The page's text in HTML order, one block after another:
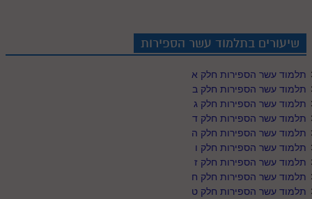
שיעורים בתלמוד עשר הספירות
תלמוד עשר הספירות חלק א
תלמוד עשר הספירות חלק ב
תלמוד עשר הספירות חלק ג
תלמוד עשר הספירות חלק ד
תלמוד עשר הספירות חלק ה
תלמוד עשר הספירות חלק ו
תלמוד עשר הספירות חלק ז
תלמוד עשר הספירות חלק ח
תלמוד עשר הספירות חלק ט